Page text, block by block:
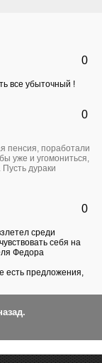
0
все убыточный !
0
пенсия, поработали
уже и угомониться,
дураки
0
среди
себя на
Федора
есть предложения,